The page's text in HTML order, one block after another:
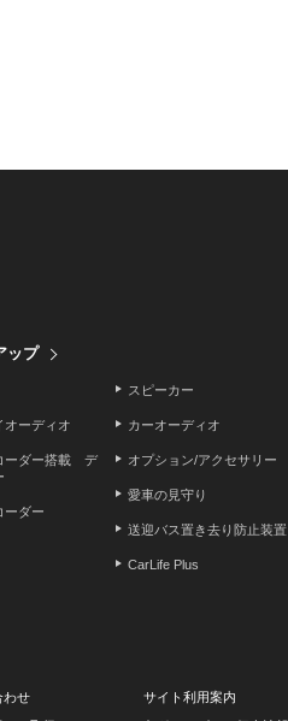
ップ
オーディオ
ーダー搭載 デ
ーダー
スピーカー
カーオーディオ
オプション/アクセサリー
愛車の見守り
送迎バス置き去り防止装置
CarLife Plus
わせ
サイト利用案内